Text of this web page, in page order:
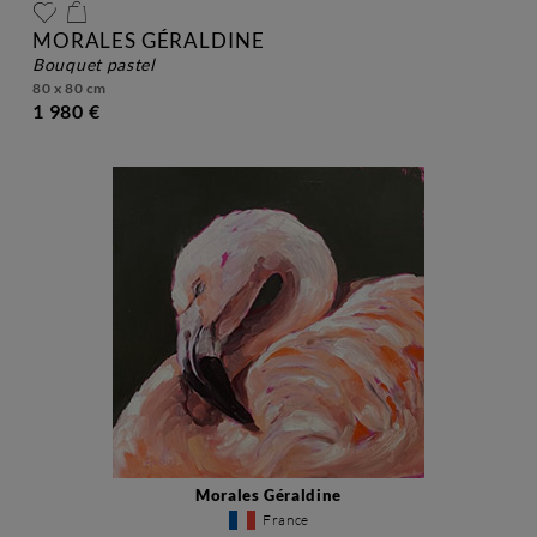
MORALES GÉRALDINE
bouquet pastel
80 x 80 cm
1 980 €
Morales Géraldine
France